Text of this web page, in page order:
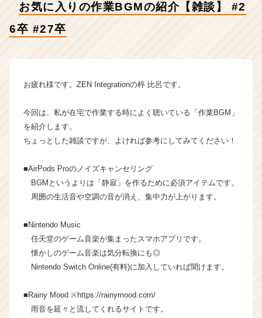
g
r
n
イ
ラ
ン】
ン
ー・
成
長
か
ら
お気に入りの作業BGMの紹介【雑談】 #2
6卒 #27卒
お疲れ様です。ZEN Integrationの梓 比呂です。
今回は、私が在宅で作業する時によく聴いている「作業BGM」
を紹介します。
ちょっとした雑談ですが、よければ参考にしてみてください！
■AirPods Proのノイズキャンセリング
BGMというよりは「静寂」を作るために必須アイテムです。
周囲の生活音や空調の音が消え、集中力が上がります。
■Nintendo Music
任天堂のゲーム音楽が集まったスマホアプリです。
懐かしのゲーム音楽は気分転換にも◎
Nintendo Switch Online(有料)に加入していれば聞けます。
■Rainy Mood ※https://rainymood.com/
雨音を延々と流してくれるサイトです。